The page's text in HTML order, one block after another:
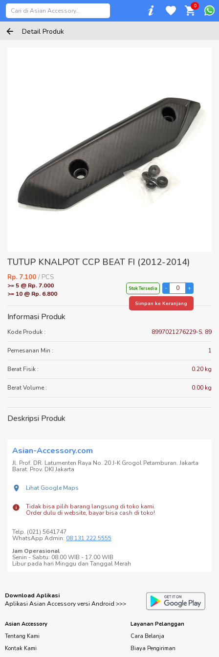
0
Detail Produk
TUTUP KNALPOT CCP BEAT FI (2012-2014)
Rp. 7.100 / PCS
>= 5 @ Rp. 7.000
>= 10 @ Rp. 6.800
Stok Tersedia
Simpan ke Keranjang
Informasi Produk
Kode Produk :
Pemesanan Min :
Berat Fisik :
Berat Volume :
8997021276229-S. 89
1
0.20 kg
0.00 kg
Deskripsi Produk
Asian-Accessory.com
Jl. Prof. DR. Latumenten Raya No. 20 J-K Grogol Petamburan. Jakarta
Barat. Prov. DKI Jakarta
Lihat Google Maps
Tidak bisa pilih barang langsung di toko kami.
Order dulu di website, bayar bisa cash di toko!
Telp. (021) 5641747
WhatsApp Admin: 08 131 222 5555
Jam Operasional
Senin - Sabtu: 08.00 WIB - 17.00 WIB
Libur pada hari Minggu dan Tanggal Merah
Download Aplikasi
Aplikasi Asian Accessory versi Android >>>
Asian Accessory
Tentang Kami
Kontak Kami
Layanan Pelanggan
Cara Belanja
Biaya Pengiriman